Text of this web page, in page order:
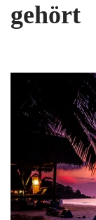
gehört